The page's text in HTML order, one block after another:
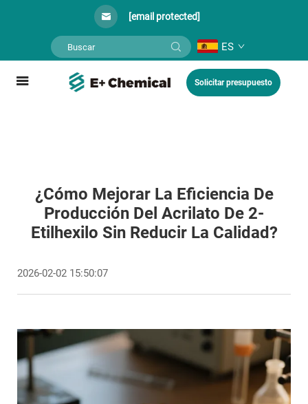
[email protected]
ES
Solicitar presupuesto
¿Cómo Mejorar La Eficiencia De
Producción Del Acrilato De 2-
Etilhexilo Sin Reducir La Calidad?
2026-02-02 15:50:07